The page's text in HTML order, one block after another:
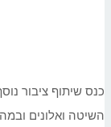
כנס שיתוף ציבור
השיטה ואלונים